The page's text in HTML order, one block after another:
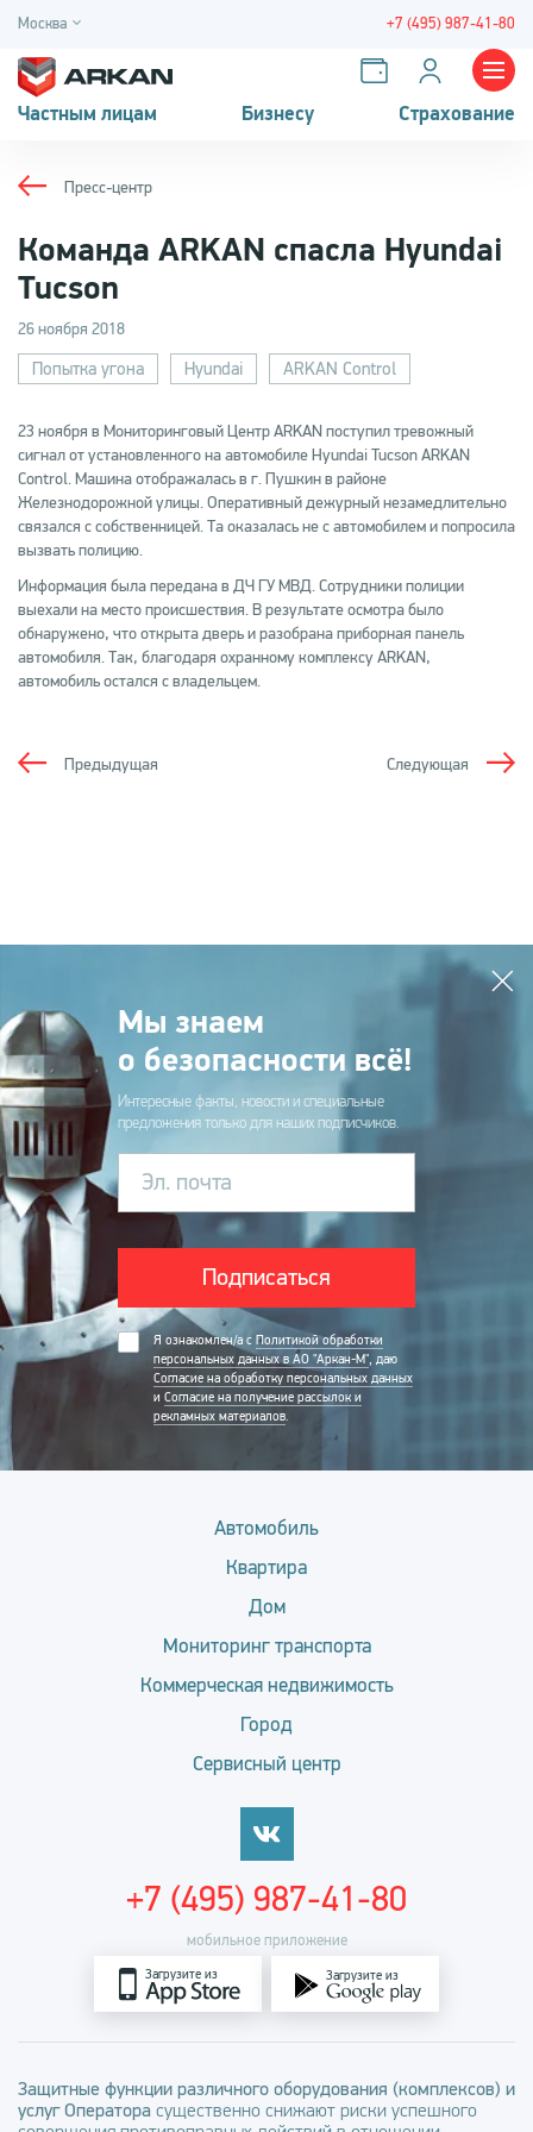
Москва +7 (495) 987-41-80
Частным лицам Бизнесу Страхование
Пресс-центр
Команда ARKAN cпасла Hyundai
Tucson
26 ноября 2018
Попытка угона Hyundai ARKAN Control
23 ноября в Мониторинговый Центр ARKAN поступил тревожный
сигнал от установленного на автомобиле Hyundai Tucson ARKAN
Control. Машина отображалась в г. Пушкин в районе
Железнодорожной улицы. Оперативный дежурный незамедлительно
связался с собственницей. Та оказалась не с автомобилем и попросила
вызвать полицию.
Информация была передана в ДЧ ГУ МВД. Сотрудники полиции
выехали на место происшествия. В результате осмотра было
обнаружено, что открыта дверь и разобрана приборная панель
автомобиля. Так, благодаря охранному комплексу ARKAN,
автомобиль остался с владельцем.
Следующая
Предыдущая
Мы знаем
о безопасности всё!
Интересные факты, новости и специальные
предложения только для наших подписчиков.
Эл. почта
Подписаться
Я ознакомлен/а с Политикой обработки
персональных данных в АО "Аркан-М", даю
Согласие на обработку персональных данных
и Согласие на получение рассылок и
рекламных материалов.
Автомобиль
Квартира
Дом
Мониторинг транспорта
Коммерческая недвижимость
Город
Сервисный центр
мобильное приложение
Загрузите из Загрузите из
+7 (495) 987-41-80
Защитные функции различного оборудования (комплексов) и
услуг Оператора существенно снижают риски успешного